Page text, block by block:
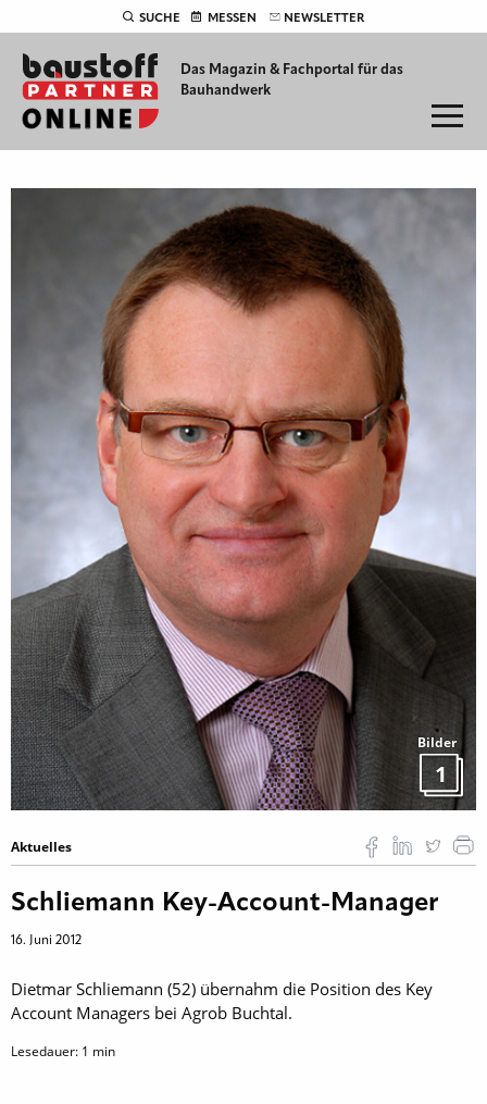
SUCHE MESSEN NEWSLETTER
Das Magazin & Fachportal für das
Bauhandwerk
Bilder
1
Aktuelles
Schliemann Key-Account-Manager
16. Juni 2012
Dietmar Schliemann (52) übernahm die Position des Key
Account Managers bei Agrob Buchtal.
Lesedauer: 1 min